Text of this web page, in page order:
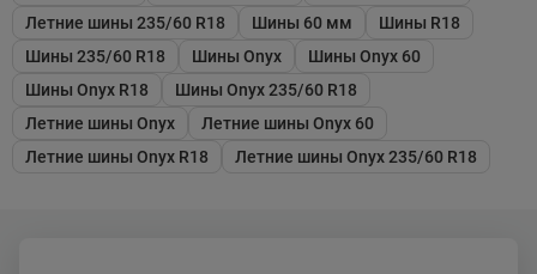
Летние шины 235/60 R18
Шины 60 мм
Шины R18
Шины 235/60 R18
Шины Onyx
Шины Onyx 60
Шины Onyx R18
Шины Onyx 235/60 R18
Летние шины Onyx
Летние шины Onyx 60
Летние шины Onyx R18
Летние шины Onyx 235/60 R18